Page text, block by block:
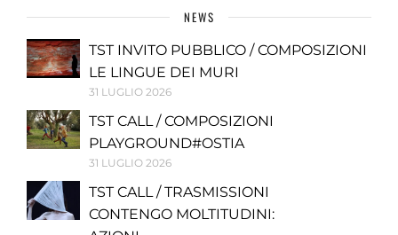
NEWS
TST INVITO PUBBLICO / COMPOSIZIONI
LE LINGUE DEI MURI
31 LUGLIO 2026
TST CALL / COMPOSIZIONI
PLAYGROUND#OSTIA
31 LUGLIO 2026
TST CALL / TRASMISSIONI
CONTENGO MOLTITUDINI: